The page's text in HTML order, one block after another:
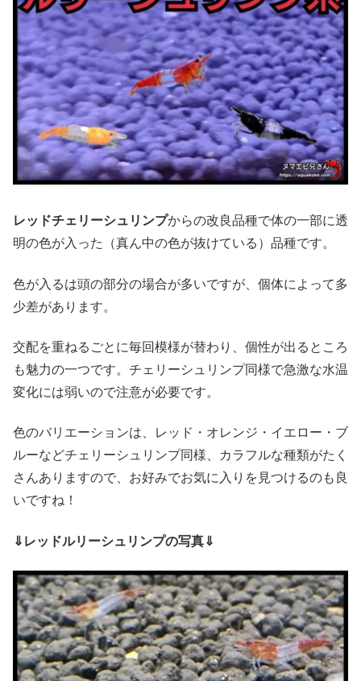
レッドチェリーシュリンプからの改良品種で体の一部に透
明の色が入った（真ん中の色が抜けている）品種です。
色が入るは頭の部分の場合が多いですが、個体によって多
少差があります。
交配を重ねるごとに毎回模様が替わり、個性が出るところ
も魅力の一つです。チェリーシュリンプ同様で急激な水温
変化には弱いので注意が必要です。
色のバリエーションは、レッド・オレンジ・イエロー・ブ
ルーなどチェリーシュリンプ同様、カラフルな種類がたく
さんありますので、お好みでお気に入りを見つけるのも良
いですね！
⇓レッドルリーシュリンプの写真⇓